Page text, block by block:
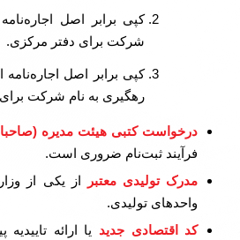
کپی برابر اصل
شرکت برای دفتر مرکزی.
کپی برابر اصل اجاره‌نامه
رهگیری به نام شرکت
درخواست کتبی هیئت مدیره
فرآیند ثبت‌نام ضروری است.
مدرک تولیدی معتبر
از یکی از
واحدهای تولیدی.
کد اقتصادی جدید یا ارائه